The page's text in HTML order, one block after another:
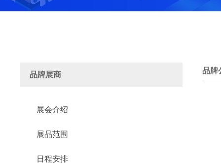
品牌展商
展会介绍
展品范围
日程安排
品牌